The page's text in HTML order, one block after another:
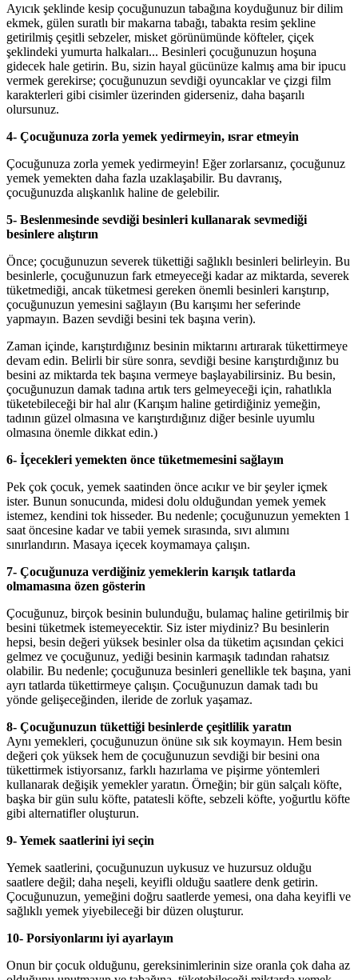
Ayıcık şeklinde kesip çocuğunuzun tabağına koyduğunuz bir dilim
ekmek, gülen suratlı bir makarna tabağı, tabakta resim şekline
getirilmiş çeşitli sebzeler, misket görünümünde köfteler, çiçek
şeklindeki yumurta halkaları... Besinleri çocuğunuzun hoşuna
gidecek hale getirin. Bu, sizin hayal gücünüze kalmış ama bir ipucu
vermek gerekirse; çocuğunuzun sevdiği oyuncaklar ve çizgi film
karakterleri gibi cisimler üzerinden giderseniz, daha başarılı
olursunuz.
4- Çocuğunuza zorla yemek yedirmeyin, ısrar etmeyin
Çocuğunuza zorla yemek yedirmeyin! Eğer zorlarsanız, çocuğunuz
yemek yemekten daha fazla uzaklaşabilir. Bu davranış,
çocuğunuzda alışkanlık haline de gelebilir.
5- Beslenmesinde sevdiği besinleri kullanarak sevmediği
besinlere alıştırın
Önce; çocuğunuzun severek tükettiği sağlıklı besinleri belirleyin. Bu
besinlerle, çocuğunuzun fark etmeyeceği kadar az miktarda, severek
tüketmediği, ancak tüketmesi gereken önemli besinleri karıştırıp,
çocuğunuzun yemesini sağlayın (Bu karışımı her seferinde
yapmayın. Bazen sevdiği besini tek başına verin).
Zaman içinde, karıştırdığınız besinin miktarını artırarak tükettirmeye
devam edin. Belirli bir süre sonra, sevdiği besine karıştırdığınız bu
besini az miktarda tek başına vermeye başlayabilirsiniz. Bu besin,
çocuğunuzun damak tadına artık ters gelmeyeceği için, rahatlıkla
tüketebileceği bir hal alır (Karışım haline getirdiğiniz yemeğin,
tadının güzel olmasına ve karıştırdığınız diğer besinle uyumlu
olmasına önemle dikkat edin.)
6- İçecekleri yemekten önce tüketmemesini sağlayın
Pek çok çocuk, yemek saatinden önce acıkır ve bir şeyler içmek
ister. Bunun sonucunda, midesi dolu olduğundan yemek yemek
istemez, kendini tok hisseder. Bu nedenle; çocuğunuzun yemekten 1
saat öncesine kadar ve tabii yemek sırasında, sıvı alımını
sınırlandırın. Masaya içecek koymamaya çalışın.
7- Çocuğunuza verdiğiniz yemeklerin karışık tatlarda
olmamasına özen gösterin
Çocuğunuz, birçok besinin bulunduğu, bulamaç haline getirilmiş bir
besini tüketmek istemeyecektir. Siz ister miydiniz? Bu besinlerin
hepsi, besin değeri yüksek besinler olsa da tüketim açısından çekici
gelmez ve çocuğunuz, yediği besinin karmaşık tadından rahatsız
olabilir. Bu nedenle; çocuğunuza besinleri genellikle tek başına, yani
ayrı tatlarda tükettirmeye çalışın. Çocuğunuzun damak tadı bu
yönde gelişeceğinden, ileride de zorluk yaşamaz.
8- Çocuğunuzun tükettiği besinlerde çeşitlilik yaratın
Aynı yemekleri, çocuğunuzun önüne sık sık koymayın. Hem besin
değeri çok yüksek hem de çocuğunuzun sevdiği bir besini ona
tükettirmek istiyorsanız, farklı hazırlama ve pişirme yöntemleri
kullanarak değişik yemekler yaratın. Örneğin; bir gün salçalı köfte,
başka bir gün sulu köfte, patatesli köfte, sebzeli köfte, yoğurtlu köfte
gibi alternatifler oluşturun.
9- Yemek saatlerini iyi seçin
Yemek saatlerini, çocuğunuzun uykusuz ve huzursuz olduğu
saatlere değil; daha neşeli, keyifli olduğu saatlere denk getirin.
Çocuğunuzun, yemeğini doğru saatlerde yemesi, ona daha keyifli ve
sağlıklı yemek yiyebileceği bir düzen oluşturur.
10- Porsiyonlarını iyi ayarlayın
Onun bir çocuk olduğunu, gereksinimlerinin size oranla çok daha az